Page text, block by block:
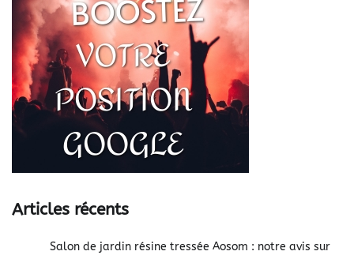
Articles récents
Salon de jardin résine tressée Aosom : notre avis sur